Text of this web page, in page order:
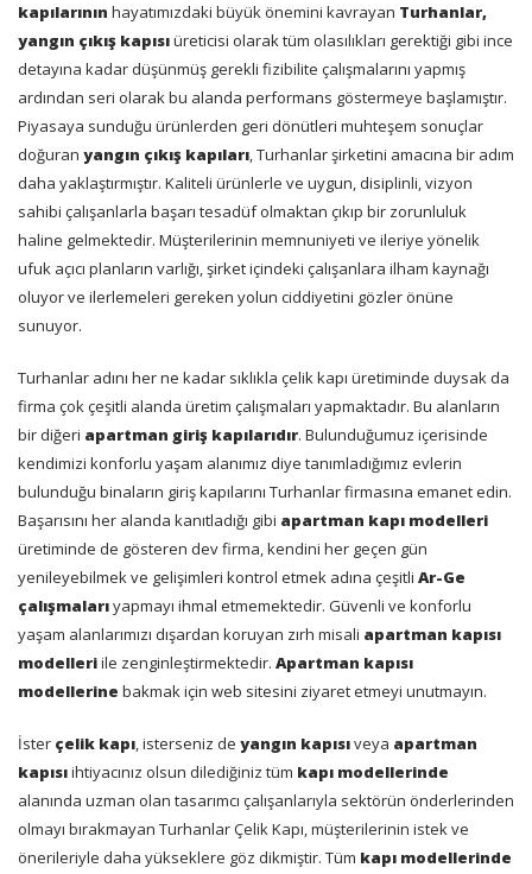
kapılarının hayatımızdaki büyük önemini kavrayan Turhanlar,
yangın çıkış kapısıüreticisi olarak tüm olasılıkları gerektiği gibi ince
detayına kadar düşünmüş gerekli fizibilite çalışmalarını yapmış
ardından seri olarak bu alanda performans göstermeye başlamıştır.
Piyasaya sunduğu ürünlerden geri dönütleri muhteşem sonuçlar
doğuran yangın çıkış kapıları, Turhanlar şirketini amacına bir adım
daha yaklaştırmıştır. Kaliteli ürünlerle ve uygun, disiplinli, vizyon
sahibi çalışanlarla başarı tesadüf olmaktan çıkıp bir zorunluluk
haline gelmektedir. Müşterilerinin memnuniyeti ve ileriye yönelik
ufuk açıcı planların varlığı, şirket içindeki çalışanlara ilham kaynağı
oluyor ve ilerlemeleri gereken yolun ciddiyetini gözler önüne
sunuyor.
Turhanlar adını her ne kadar sıklıkla çelik kapı üretiminde duysak da
firma çok çeşitli alanda üretim çalışmaları yapmaktadır. Bu alanların
bir diğeri apartman giriş kapılarıdır. Bulunduğumuz içerisinde
kendimizi konforlu yaşam alanımız diye tanımladığımız evlerin
bulunduğu binaların giriş kapılarını Turhanlar firmasına emanet edin.
Başarısını her alanda kanıtladığı gibi apartman kapı modelleri
üretiminde de gösteren dev firma, kendini her geçen gün
yenileyebilmek ve gelişimleri kontrol etmek adına çeşitli Ar-Ge
çalışmalarıyapmayı ihmal etmemektedir. Güvenli ve konforlu
yaşam alanlarımızı dışardan koruyan zırh misali apartman kapısı
modelleriile zenginleştirmektedir. Apartman kapısı
modellerine bakmak için web sitesini ziyaret etmeyi unutmayın.
İster çelik kapı, isterseniz de yangın kapısıveya apartman
kapısıihtiyacınız olsun dilediğiniz tüm kapı modellerinde
alanında uzman olan tasarımcı çalışanlarıyla sektörün önderlerinden
olmayı bırakmayan Turhanlar Çelik Kapı, müşterilerinin istek ve
önerileriyle daha yükseklere göz dikmiştir. Tüm kapı modellerinde